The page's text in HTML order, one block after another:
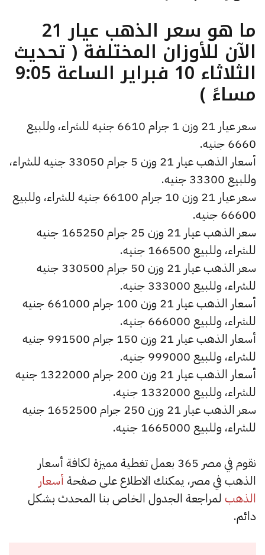
ما هو سعر الذهب عيار 21
الآن للأوزان المختلفة ( تحديث
الثلاثاء 10 فبراير الساعة 9:05
مساءً )
سعر عيار 21 وزن 1 جرام 6610 جنيه للشراء، وللبيع
6660 جنيه.
أسعار الذهب عيار 21 وزن 5 جرام 33050 جنيه للشراء،
وللبيع 33300 جنيه.
سعر عيار 21 وزن 10 جرام 66100 جنيه للشراء، وللبيع
66600 جنيه.
سعر الذهب عيار 21 وزن 25 جرام 165250 جنيه
للشراء، وللبيع 166500 جنيه.
سعر الذهب عيار 21 وزن 50 جرام 330500 جنيه
للشراء، وللبيع 333000 جنيه.
أسعار الذهب عيار 21 وزن 100 جرام 661000 جنيه
للشراء، وللبيع 666000 جنيه.
أسعار الذهب عيار 21 وزن 150 جرام 991500 جنيه
للشراء، وللبيع 999000 جنيه.
أسعار الذهب عيار 21 وزن 200 جرام 1322000 جنيه
للشراء، وللبيع 1332000 جنيه.
سعر الذهب عيار 21 وزن 250 جرام 1652500 جنيه
للشراء، وللبيع 1665000 جنيه.
نقوم في مصر 365 بعمل تغطية مميزة لكافة أسعار
الذهب في مصر، يمكنك الاطلاع على صفحة أسعار
الذهب لمراجعة الجدول الخاص بنا المحدث بشكل
دائم.